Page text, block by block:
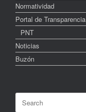
Normatividad
Portal de Transparencia
PNT
Noticias
Buzón
Search
for: